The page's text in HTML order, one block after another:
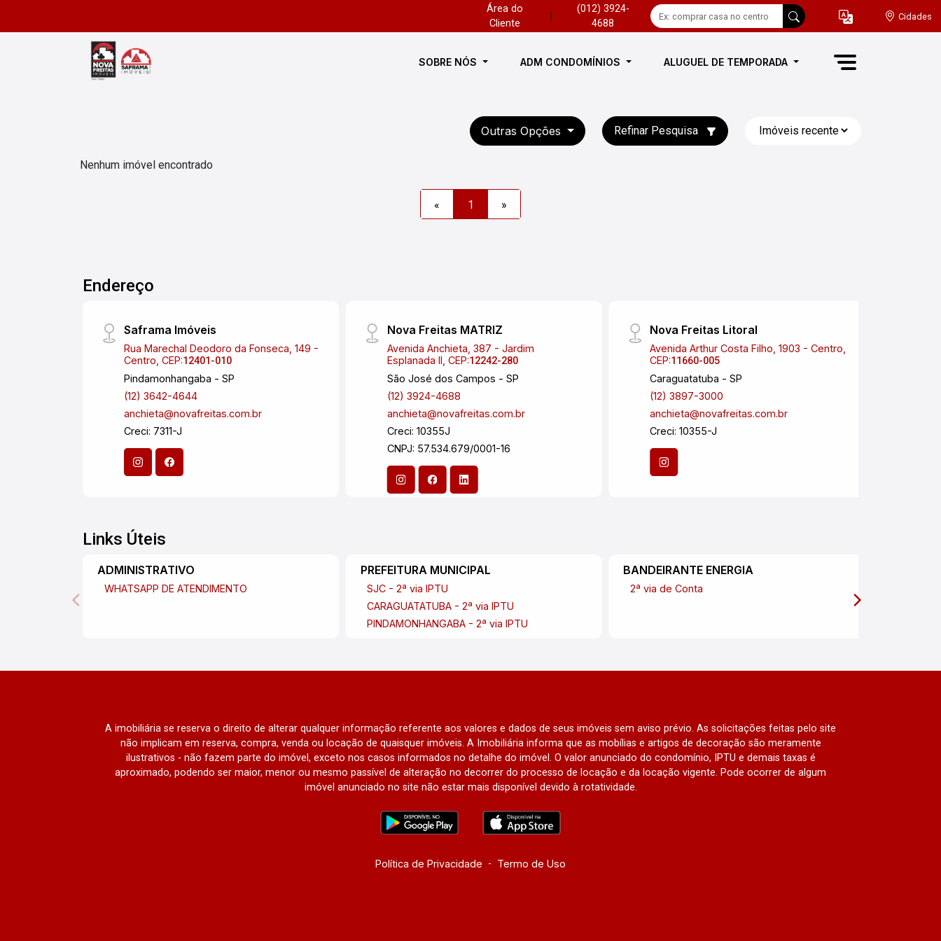
Área do
Cliente
(012) 3924-
4688
Cidades
SOBRE NÓS ADM CONDOMÍNIOS ALUGUEL DE TEMPORADA
Outras Opções Refinar Pesquisa
Nenhum imóvel encontrado
« 1 »
Endereço
Saframa Imóveis
Rua Marechal Deodoro da Fonseca, 149 -
Centro, CEP:12401-010
Pindamonhangaba - SP
(12) 3642-4644
anchieta@novafreitas.com.br
Creci: 7311-J
Nova Freitas MATRIZ
Avenida Anchieta, 387 - Jardim
Esplanada II, CEP:12242-280
São José dos Campos - SP
(12) 3924-4688
anchieta@novafreitas.com.br
Creci: 10355J
CNPJ: 57.534.679/0001-16
Nova Freitas Litoral
Avenida Arthur Costa Filho, 1903 - Centro,
CEP:11660-005
Caraguatatuba - SP
(12) 3897-3000
anchieta@novafreitas.com.br
Creci: 10355-J
Links Úteis
ADMINISTRATIVO
WHATSAPP DE ATENDIMENTO
PREFEITURA MUNICIPAL
SJC - 2ª via IPTU
CARAGUATATUBA - 2ª via IPTU
PINDAMONHANGABA - 2ª via IPTU
BANDEIRANTE ENERGIA
2ª via de Conta
A imobiliária se reserva o direito de alterar qualquer informação referente aos valores e dados de seus imóveis sem aviso prévio. As solicitações feitas pelo site
não implicam em reserva, compra, venda ou locação de quaisquer imóveis. A Imobiliária informa que as mobílias e artigos de decoração são meramente
ilustrativos - não fazem parte do imóvel, exceto nos casos informados no detalhe do imóvel. O valor anunciado do condomínio, IPTU e demais taxas é
aproximado, podendo ser maior, menor ou mesmo passível de alteração no decorrer do processo de locação e da locação vigente. Pode ocorrer de algum
imóvel anunciado no site não estar mais disponível devido à rotatividade.
Política de Privacidade - Termo de Uso